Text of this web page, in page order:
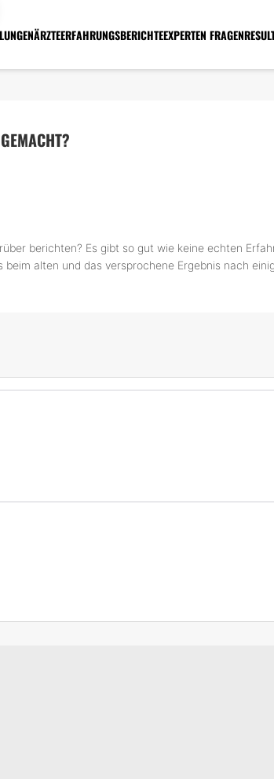
ÄRZTEERFAHRUNGSBERICHTEEXPERTEN FRAGEN
berichten? Es gibt so gut wie keine echten
alten und das versprochene Ergebnis nach